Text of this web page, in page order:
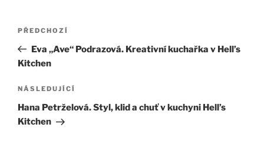
Navigace
příspěvek
Předchozí
příspěvek
PŘEDCHOZÍ
Eva „Ave“ Podrazová. Kreativní kuchařka v Hell’s
Kitchen
Následující
příspěvek
NÁSLEDUJÍCÍ
Hana Petrželová. Styl, klid a chuť v kuchyni Hell’s
Kitchen